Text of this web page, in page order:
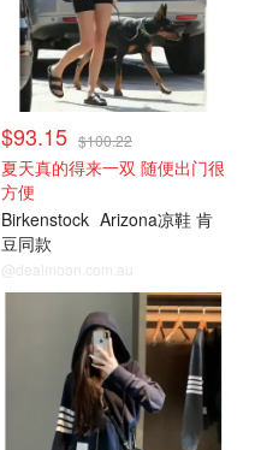
$93.15 $100.22
夏天真的得来一双 随便出门很
方便
Birkenstock Arizona凉鞋 肯
豆同款
@dealmoon.com.au